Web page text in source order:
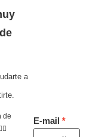
a
de
E-mail